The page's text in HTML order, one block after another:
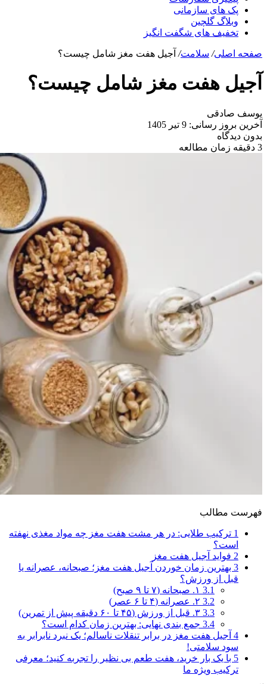
پک های سازمانی
وبلاگ گلچین
تخفیف های شگفت انگیز
صفحه اصلی/ سلامت/ آجیل هفت مغز شامل چیست؟
آجیل هفت مغز شامل چیست؟
یوسف صادقی
آخرین بروز رسانی: 9 تیر 1405
بدون دیدگاه
3 دقیقه زمان مطالعه
فهرست مطالب
1 ترکیب طلایی: در هر مشت هفت‌ مغز چه مواد مغذی نهفته
است؟
2 فواید آجیل هفت‌ مغز
3 بهترین زمان خوردن آجیل هفت‌ مغز؛ صبحانه، عصرانه یا
قبل از ورزش؟
3.1
3.2
3.3
3.4 جمع‌ بندی نهایی: بهترین زمان کدام است؟
4 آجیل هفت‌ مغز در برابر تنقلات ناسالم؛ یک نبرد نابرابر به
سود سلامتی!
5 با یک بار خرید، هفت طعم بی‌ نظیر را تجربه کنید؛ معرفی
ترکیب ویژه ما